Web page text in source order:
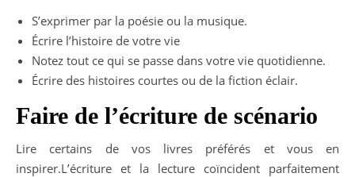
S’exprimer par la poésie ou la musique.
Écrire l’histoire de votre vie
Notez tout ce qui se passe dans votre vie quotidienne.
Écrire des histoires courtes ou de la fiction éclair.
Faire de l’écriture de scénario
Lire certains de vos livres préférés et vous en
inspirer.L’écriture et la lecture coïncident parfaitement